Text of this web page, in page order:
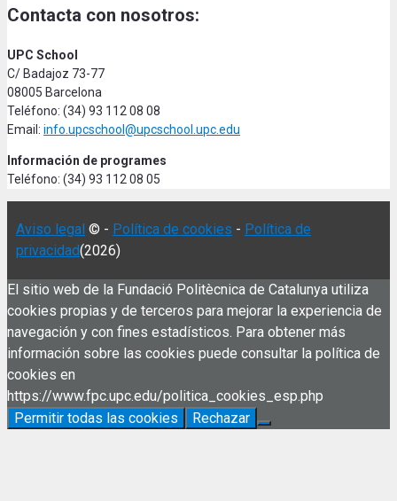
Contacta con nosotros:
UPC School
C/ Badajoz 73-77
08005 Barcelona
Teléfono: (34) 93 112 08 08
Email: info.upcschool@upcschool.upc.edu
Información de programes
Teléfono: (34) 93 112 08 05
Aviso legal © - Política de cookies - Política de
privacidad(2026)
El sitio web de la Fundació Politècnica de Catalunya utiliza
cookies propias y de terceros para mejorar la experiencia de
navegación y con fines estadísticos. Para obtener más
información sobre las cookies puede consultar la política de
cookies en
https://www.fpc.upc.edu/politica_cookies_esp.php
Permitir todas las cookies
Rechazar